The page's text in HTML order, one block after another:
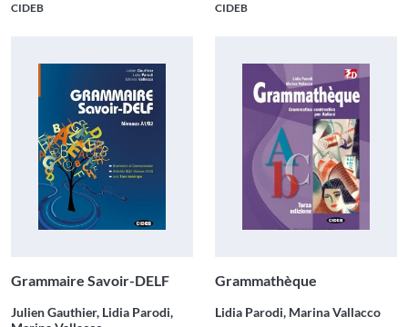
CIDEB CIDEB
Grammaire Savoir-DELF
Julien Gauthier, Lidia Parodi,
Grammathèque
Lidia Parodi, Marina Vallacco